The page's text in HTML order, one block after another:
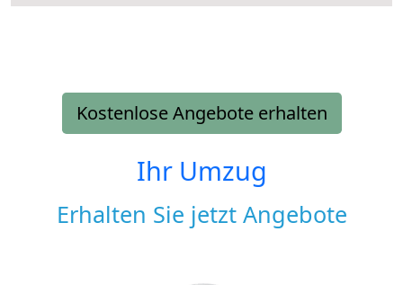
Kostenlose Angebote erhalten
Ihr Umzug
Erhalten Sie jetzt Angebote